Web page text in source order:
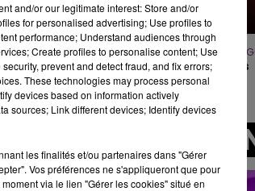
jour :
vous êtes tous
IMAGINE
Waves
A
and/or our legitimate interest: Store and/or
for personalised advertising; Use profiles to
performance; Understand audiences through
Create profiles to personalise content; Use
prevent and detect fraud, and fix errors;
These technologies may process personal
devices based on information actively
sources; Link different devices; Identify devices
les finalités et/ou partenaires dans "Gérer
Vos préférences ne s'appliqueront que pour
via le lien "Gérer les cookies" situé en